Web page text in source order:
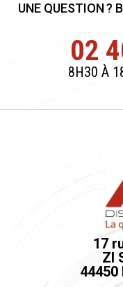
UNE QUESTION ?
02
8H30 À
17
ZI